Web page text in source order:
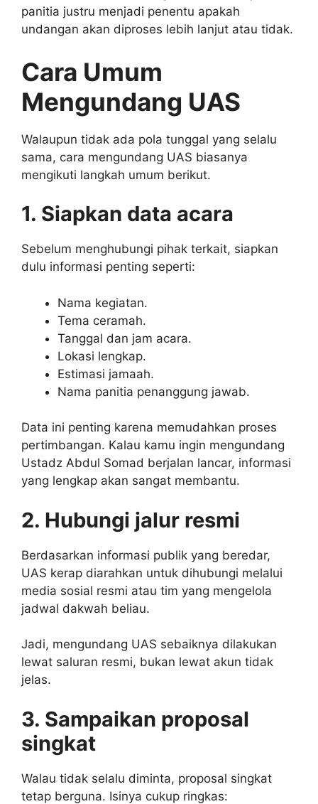
panitia justru menjadi penentu apakah
undangan akan diproses lebih lanjut atau tidak.
Cara Umum
Mengundang UAS
Walaupun tidak ada pola tunggal yang selalu
sama, cara mengundang UAS biasanya
mengikuti langkah umum berikut.
1. Siapkan data acara
Sebelum menghubungi pihak terkait, siapkan
dulu informasi penting seperti:
Nama kegiatan.
Tema ceramah.
Tanggal dan jam acara.
Lokasi lengkap.
Estimasi jamaah.
Nama panitia penanggung jawab.
Data ini penting karena memudahkan proses
pertimbangan. Kalau kamu ingin mengundang
Ustadz Abdul Somad berjalan lancar, informasi
yang lengkap akan sangat membantu.
2. Hubungi jalur resmi
Berdasarkan informasi publik yang beredar,
UAS kerap diarahkan untuk dihubungi melalui
media sosial resmi atau tim yang mengelola
jadwal dakwah beliau.
Jadi, mengundang UAS sebaiknya dilakukan
lewat saluran resmi, bukan lewat akun tidak
jelas.
3. Sampaikan proposal
singkat
Walau tidak selalu diminta, proposal singkat
tetap berguna. Isinya cukup ringkas: